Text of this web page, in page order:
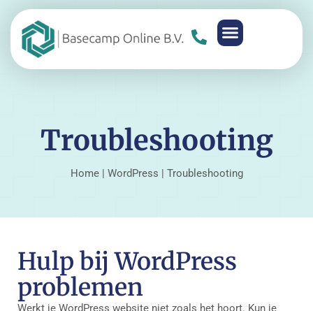
Troubleshooting
Home| WordPress | Troubleshooting
Hulp bij WordPress
problemen